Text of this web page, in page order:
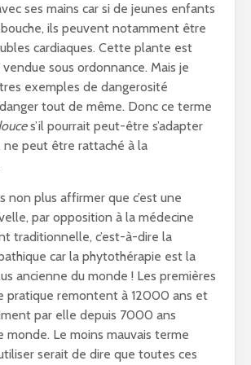
ses mains car si de jeunes enfants
ils peuvent notamment être
cardiaques. Cette plante est
sous ordonnance. Mais je
exemples de dangerosité
tout de même. Donc ce terme
s’il pourrait peut-être s’adapter
ne peut être rattaché à la
non plus affirmer que c’est une
par opposition à la médecine
traditionnelle, c’est-à-dire la
car la phytothérapie est la
ancienne du monde ! Les premières
pratique remontent à 12000 ans et
par elle depuis 7000 ans
monde. Le moins mauvais terme
serait de dire que toutes ces